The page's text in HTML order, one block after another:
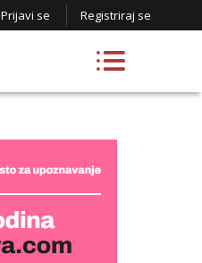
Prijavi se Registriraj se